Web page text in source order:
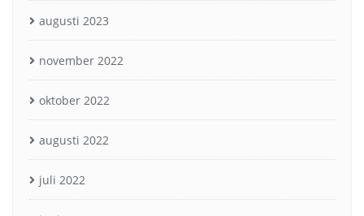
augusti 2023
november 2022
oktober 2022
augusti 2022
juli 2022